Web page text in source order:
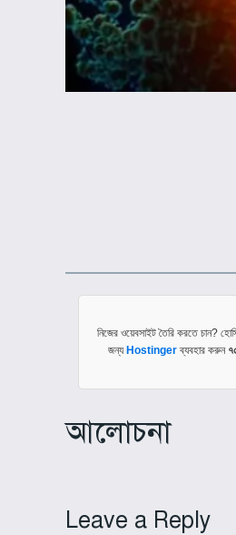
নিজের ওয়েবসাইট তৈরি করতে চান?
জন্যHostingerব্যবহার করুন
আলোচনা
Leave a Reply